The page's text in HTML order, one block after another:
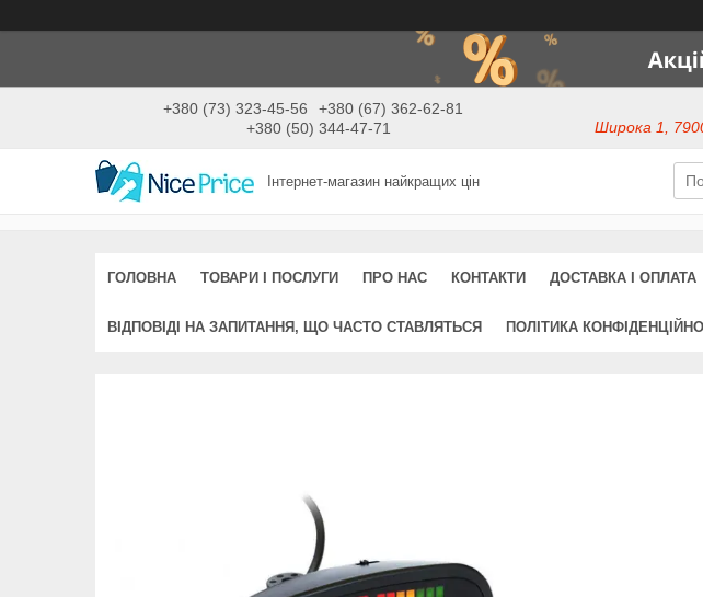
+380 (73) 323-45-56
+380 (67) 362-62-81
+380 (50) 344-47-71
Широка 1,
Інтернет-магазин найкращих цін
ГОЛОВНА ТОВАРИ І ПОСЛУГИ ПРО НАС КОНТАКТИ ДОСТАВКА І ОПЛАТА
ВІДПОВІДІ НА ЗАПИТАННЯ, ЩО ЧАСТО СТАВЛЯТЬСЯ ПОЛІТИКА